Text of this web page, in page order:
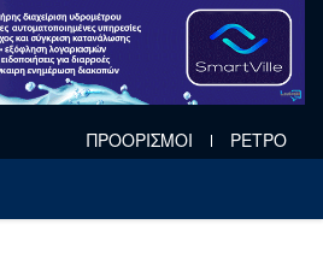
ΠΡΟΟΡΙΣΜΟΙ ΡΕΤΡΟ